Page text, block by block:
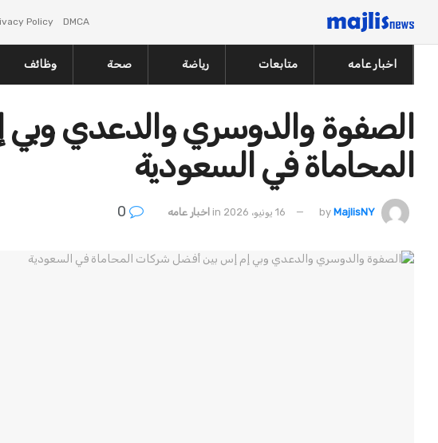
DMCA
Policy
اخبار عامه متابعات رياضة صحة وظائف
الصفوة والدوسري والدعدي
المحاماة في السعودية
by MajlisNY 16 يونيو، 2026 in اخبار عامه